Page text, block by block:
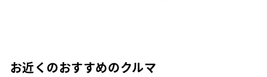
お近くのおすすめのクルマ